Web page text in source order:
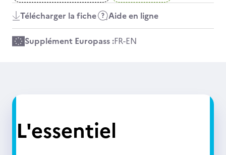
Télécharger la fiche Aide en ligne
Supplément Europass :FR-EN
L'essentiel